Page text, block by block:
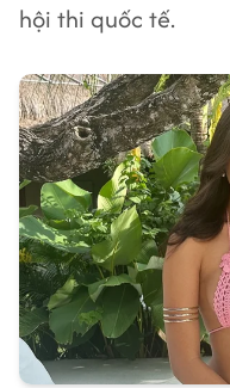
hội thi quốc tế.